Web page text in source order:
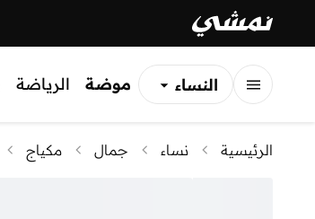
النساء
موضة الرياضة
الرئيسية نساء جمال مكياج